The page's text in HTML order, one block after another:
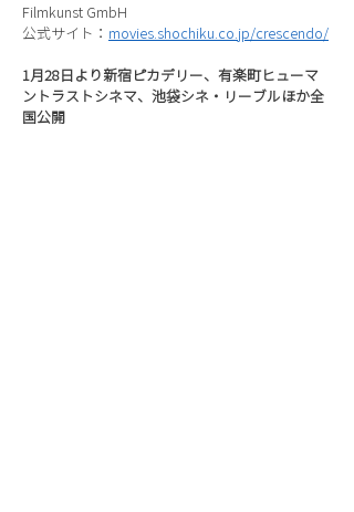
Filmkunst GmbH
公式サイト： movies.shochiku.co.jp/crescendo/
1月28日より新宿ピカデリー、有楽町ヒューマ
ントラストシネマ、池袋シネ・リーブルほか全
国公開